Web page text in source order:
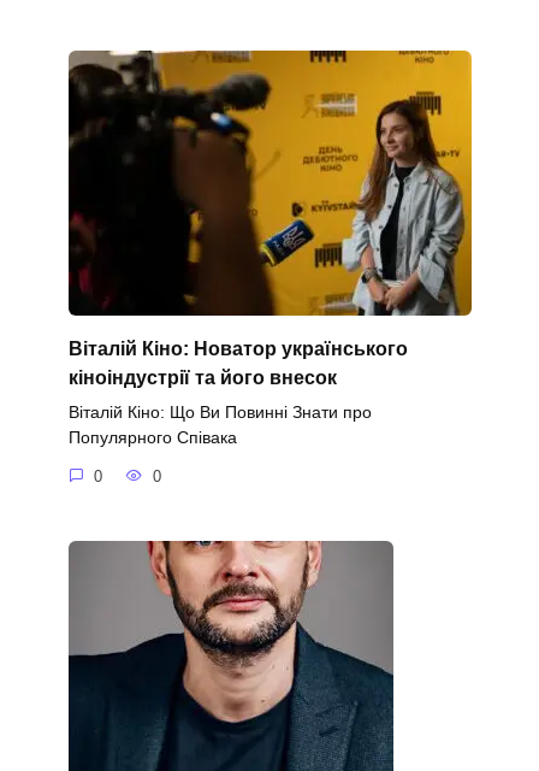
Віталій Кіно: Новатор українського
кіноіндустрії та його внесок
Віталій Кіно: Що Ви Повинні Знати про
Популярного Співака
0 0